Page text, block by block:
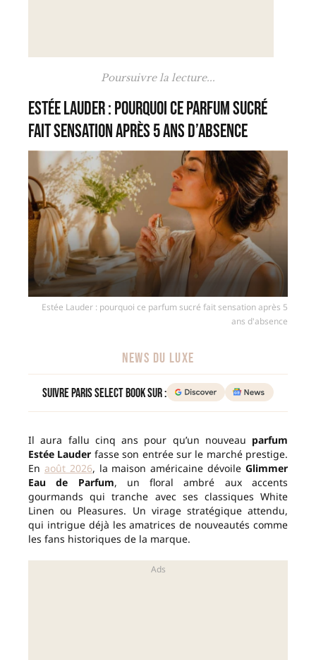
Poursuivre la lecture...
Estée Lauder : pourquoi ce parfum sucré
fait sensation après 5 ans d’absence
Estée Lauder : pourquoi ce parfum sucré fait sensation après 5
ans d'absence
NEWS DU LUXE
Suivre Paris Select Book sur :
Il aura fallu cinq ans pour qu’un nouveau parfum
Estée Lauder fasse son entrée sur le marché prestige.
En août 2026, la maison américaine dévoileGlimmer
Eau de Parfum, un floral ambré aux accents
gourmands qui tranche avec ses classiques White
Linen ou Pleasures. Un virage stratégique attendu,
qui intrigue déjà les amatrices de nouveautés comme
les fans historiques de la marque.